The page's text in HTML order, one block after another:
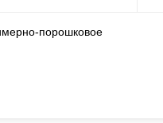
порошковое